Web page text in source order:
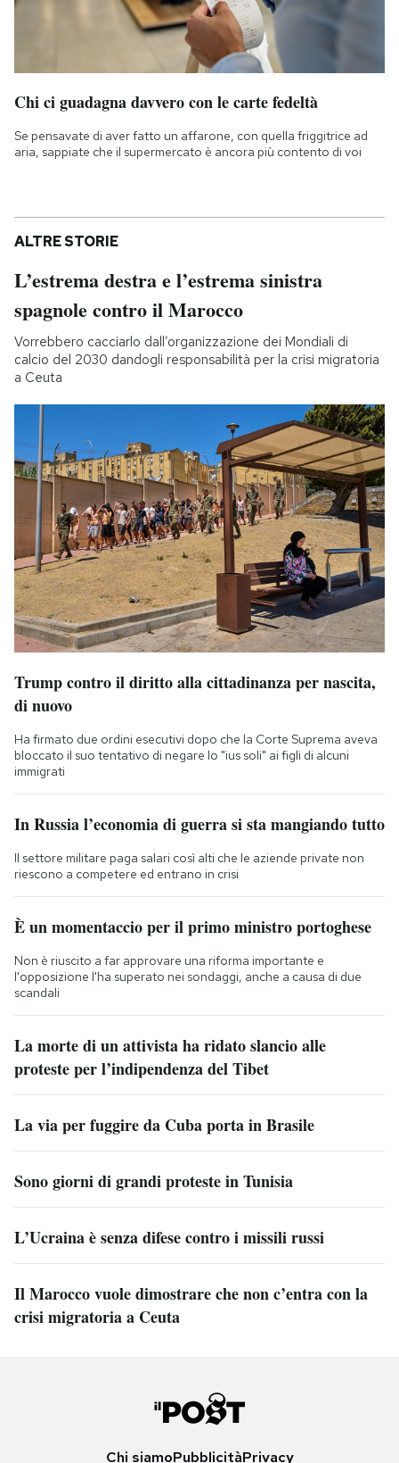
Chi ci guadagna davvero con le carte fedeltà
Se pensavate di aver fatto un affarone, con quella friggitrice ad
aria, sappiate che il supermercato è ancora più contento di voi
ALTRE STORIE
L’estrema destra e l’estrema sinistra
spagnole contro il Marocco
Vorrebbero cacciarlo dall’organizzazione dei Mondiali di
calcio del 2030 dandogli responsabilità per la crisi migratoria
a Ceuta
Trump contro il diritto alla cittadinanza per nascita,
di nuovo
Ha firmato due ordini esecutivi dopo che la Corte Suprema aveva
bloccato il suo tentativo di negare lo "ius soli" ai figli di alcuni
immigrati
In Russia l’economia di guerra si sta mangiando tutto
Il settore militare paga salari così alti che le aziende private non
riescono a competere ed entrano in crisi
È un momentaccio per il primo ministro portoghese
Non è riuscito a far approvare una riforma importante e
l'opposizione l'ha superato nei sondaggi, anche a causa di due
scandali
La morte di un attivista ha ridato slancio alle
proteste per l’indipendenza del Tibet
La via per fuggire da Cuba porta in Brasile
Sono giorni di grandi proteste in Tunisia
L’Ucraina è senza difese contro i missili russi
Il Marocco vuole dimostrare che non c’entra con la
crisi migratoria a Ceuta
Chi siamoPubblicitàPrivacy